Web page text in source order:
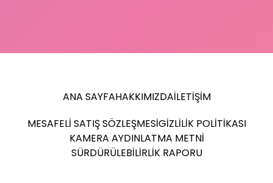
ANA SAYFAHAKKIMIZDAİLETIŞIM
MESAFELI SATIŞ SÖZLEŞMESIGIZLILIK POLITIKASI
KAMERA AYDINLATMA METNI
SÜRDÜRÜLEBILIRLIK RAPORU